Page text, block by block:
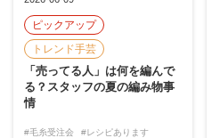
ピックアップ
トレンド手芸
「売ってる人」は何を編んで
る？スタッフの夏の編み物事
情
#毛糸受注会
#レシピあります